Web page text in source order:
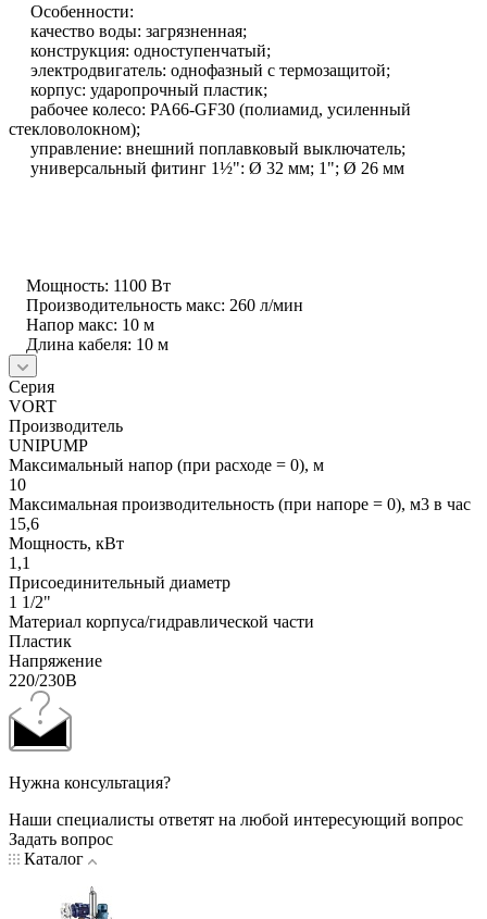
Особенности:
качество воды: загрязненная;
конструкция: одноступенчатый;
электродвигатель: однофазный с термозащитой;
корпус: ударопрочный пластик;
рабочее колесо: PA66-GF30 (полиамид, усиленный
стекловолокном);
управление: внешний поплавковый выключатель;
универсальный фитинг 1½": Ø 32 мм; 1"; Ø 26 мм
Мощность: 1100 Вт
Производительность макс: 260 л/мин
Напор макс: 10 м
Длина кабеля: 10 м
Серия
VORT
Производитель
UNIPUMP
Максимальный напор (при расходе = 0), м
10
Максимальная производительность (при напоре = 0), м3 в час
15,6
Мощность, кВт
1,1
Присоединительный диаметр
1 1/2"
Материал корпуса/гидравлической части
Пластик
Напряжение
220/230В
Нужна консультация?
Наши специалисты ответят на любой интересующий вопрос
Задать вопрос
Каталог